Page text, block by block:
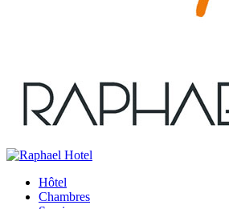
Hôtel
Chambres